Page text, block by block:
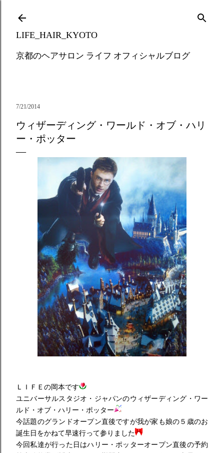
LIFE_HAIR_KYOTO
京都のヘアサロン ライフ オフィシャルブログ
7/21/2014
ウィザーディング・ワールド・オブ・ハリ
ー・ポッター
ＬＩＦＥの岡本です
ユニバーサルスタジオ・ジャパンのウィザーディング・ワー
ルド・オブ・ハリー・ポッター
今話題のグランドオープン直後ですが我が家も娘の５歳のお
誕生日をかねて早速行って参りました
今回私達が行った日はハリー・ポッターオープン直後の予約